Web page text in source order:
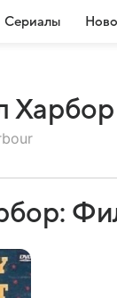
Сериалы
Харбор